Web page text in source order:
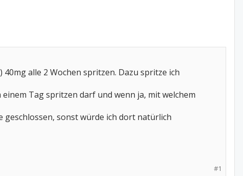
alle 2 Wochen spritzen. Dazu spritze ich
Tag spritzen darf und wenn ja, mit welchem
sonst würde ich dort natürlich
#1